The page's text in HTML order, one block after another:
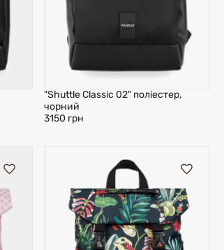
"Shuttle Classic 02" поліестер,
чорний
3150 грн